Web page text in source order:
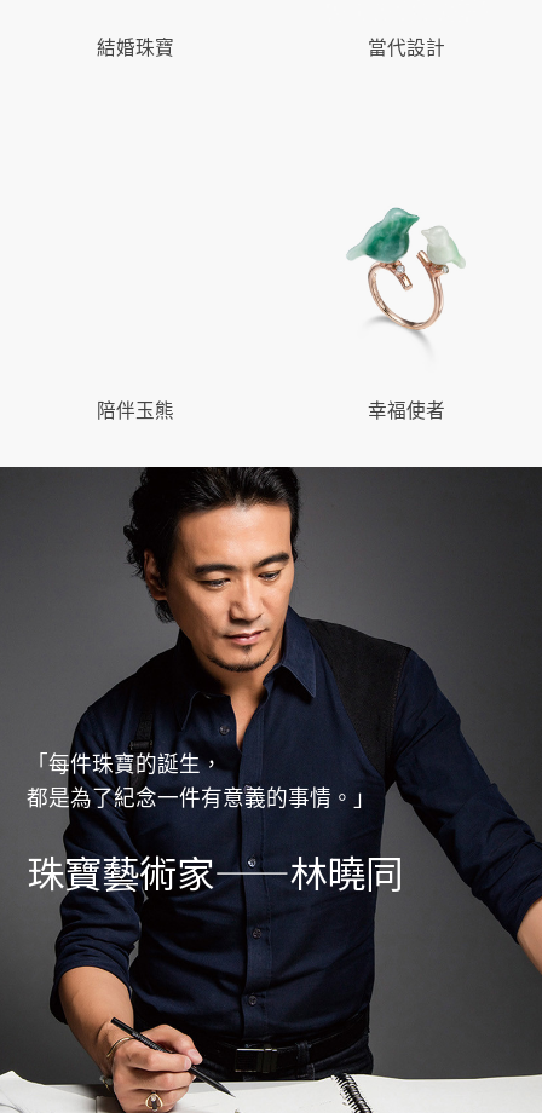
結婚珠寶 當代設計
陪伴玉熊 幸福使者
「每件珠寶的誕生，
都是為了紀念一件有意義的事情。」
珠寶藝術家——林曉同